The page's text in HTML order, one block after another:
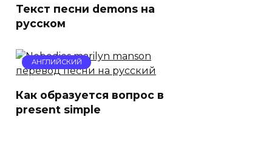
Текст песни demons на
русском
АНГЛИЙСКИЙ
Как образуется вопрос в
present simple